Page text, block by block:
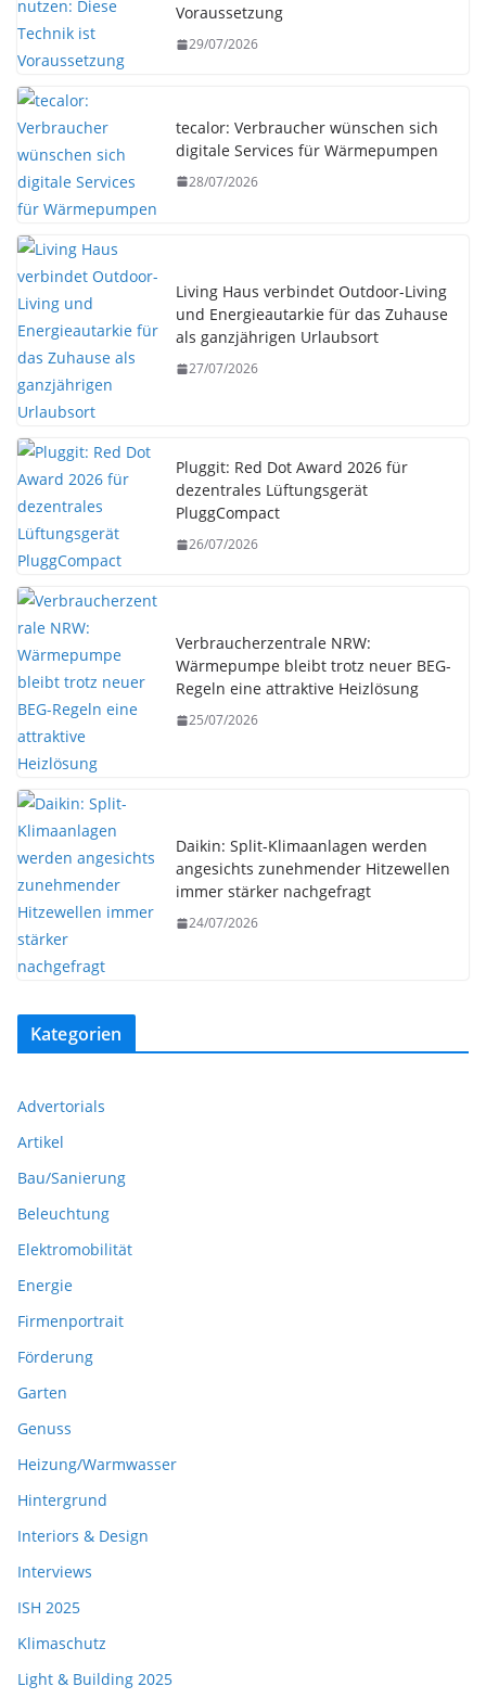
Voraussetzung
29/07/2026
tecalor: Verbraucher wünschen sich
digitale Services für Wärmepumpen
28/07/2026
Living Haus verbindet Outdoor-Living
und Energieautarkie für das Zuhause
als ganzjährigen Urlaubsort
27/07/2026
Pluggit: Red Dot Award 2026 für
dezentrales Lüftungsgerät
PluggCompact
26/07/2026
Verbraucherzentrale NRW:
Wärmepumpe bleibt trotz neuer BEG-
Regeln eine attraktive Heizlösung
25/07/2026
Daikin: Split-Klimaanlagen werden
angesichts zunehmender Hitzewellen
immer stärker nachgefragt
24/07/2026
Kategorien
Advertorials
Artikel
Bau/Sanierung
Beleuchtung
Elektromobilität
Energie
Firmenportrait
Förderung
Garten
Genuss
Heizung/Warmwasser
Hintergrund
Interiors & Design
Interviews
ISH 2025
Klimaschutz
Light & Building 2025